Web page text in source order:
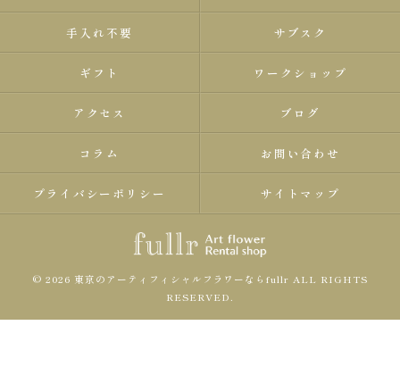
手入れ不要 サブスク
ギフト ワークショップ
アクセス ブログ
コラム お問い合わせ
プライバシーポリシー サイトマップ
© 2026 東京のアーティフィシャルフラワーならfullr ALL RIGHTS
RESERVED.